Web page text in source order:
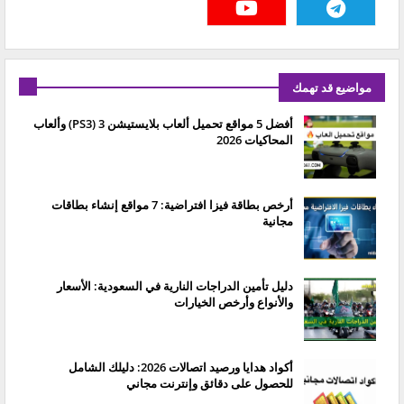
مواضيع قد تهمك
أفضل 5 مواقع تحميل ألعاب بلايستيشن 3 (PS3) وألعاب
المحاكيات 2026
أرخص بطاقة فيزا افتراضية: 7 مواقع إنشاء بطاقات
مجانية
دليل تأمين الدراجات النارية في السعودية: الأسعار
والأنواع وأرخص الخيارات
أكواد هدايا ورصيد اتصالات 2026: دليلك الشامل
للحصول على دقائق وإنترنت مجاني